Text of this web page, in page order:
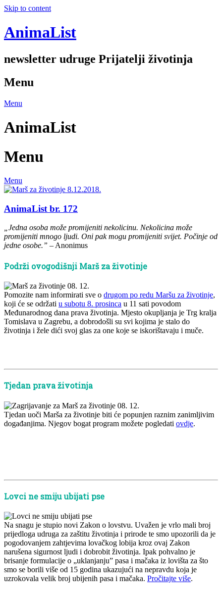
Skip to content
AnimaList
newsletter udruge Prijatelji životinja
Menu
Menu
AnimaList
Menu
Menu
AnimaList br. 172
„Jedna osoba može promijeniti nekolicinu. Nekolicina može
promijeniti mnogo ljudi. Oni pak mogu promijeniti svijet. Počinje od
jedne osobe.” – Anonimus
Podrži ovogodišnji Marš za životinje
Pomozite nam informirati sve o drugom po redu Maršu za životinje,
koji će se održati u subotu 8. prosinca u 11 sati povodom
Međunarodnog dana prava životinja. Mjesto okupljanja je Trg kralja
Tomislava u Zagrebu, a dobrodošli su svi kojima je stalo do
životinja i žele dići svoj glas za one koje se iskorištavaju i muče.
Tjedan prava životinja
Tjedan uoči Marša za životinje biti će popunjen raznim zanimljivim
događanjima. Njegov bogat program možete pogledati ovdje.
Lovci ne smiju ubijati pse
Na snagu je stupio novi Zakon o lovstvu. Uvažen je vrlo mali broj
prijedloga udruga za zaštitu životinja i prirode te smo upozorili da je
pogodovanjem zahtjevima lovačkog lobija kroz ovaj Zakon
narušena sigurnost ljudi i dobrobit životinja. Ipak pohvalno je
brisanje formulacije o „uklanjanju” pasa i mačaka iz lovišta za što
smo se borili više od 15 godina ukazujući na nepravdu koja je
uzrokovala velik broj ubijenih pasa i mačaka. Pročitajte više.